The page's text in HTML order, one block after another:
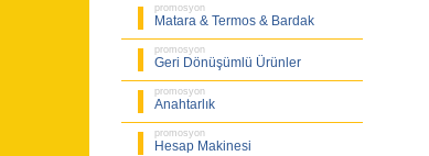
promosyon
Matara & Termos & Bardak
promosyon
Geri Dönüşümlü Ürünler
promosyon
Anahtarlık
promosyon
Hesap Makinesi